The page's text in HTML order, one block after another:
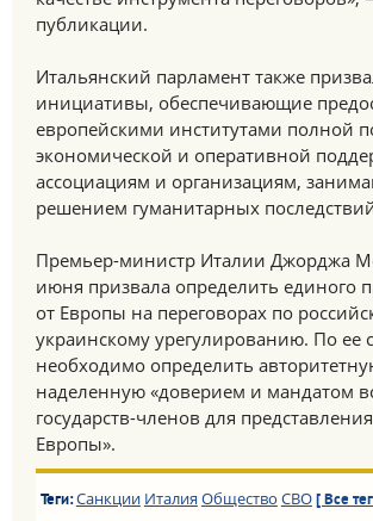
публикации.
Итальянский парламент также
инициативы, обеспечивающие
европейскими институтами полной
экономической и оперативной
ассоциациям и организациям,
решением гуманитарных
Премьер-министр Италии Джорджа
июня призвала определить единого
от Европы на переговорах по
украинскому урегулированию. По ее
необходимо определить
наделенную «доверием и мандатом
государств-членов для
Европы».
Теги:Санкции Италия Общество СВО [ Все